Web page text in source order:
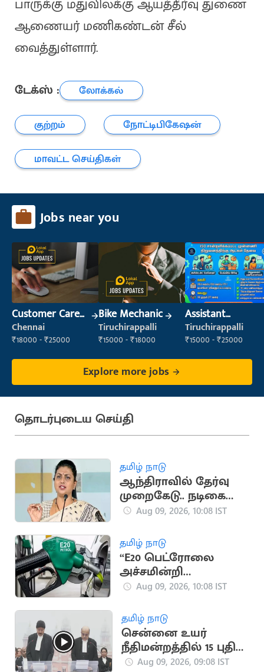
பாருக்கு மதுவிலக்கு ஆயத்தீர்வு துணை
ஆணையர் மணிகண்டன் சீல்
வைத்துள்ளார்.
டேக்ஸ் :
லோக்கல்
குற்றம்
நோட்டிபிகேஷன்
மாவட்ட செய்திகள்
Jobs near you
Customer Care
Executive
Chennai
₹18000 - ₹25000
Bike Mechanic
Tiruchirappalli
₹15000 - ₹18000
Assistant
Manager
Tiruchirappalli
₹15000 - ₹25000
Explore more jobs
தொடர்புடைய செய்தி
தமிழ் நாடு
ஆந்திராவில் தேர்வு
முறைகேடு.. நடிகை
ரோஜா
Aug 09, 2026, 10:08 IST
தமிழ் நாடு
“E20 பெட்ரோலை
அச்சமின்றி
பயன்படுத்தலாம்” -
நிறுவனங்கள் உறுதி
Aug 09, 2026, 10:08 IST
தமிழ் நாடு
சென்னை உயர்
நீதிமன்றத்தில் 15 புதிய
நீதிபதிகள் பதவியேற்பு
Aug 09, 2026, 09:08 IST